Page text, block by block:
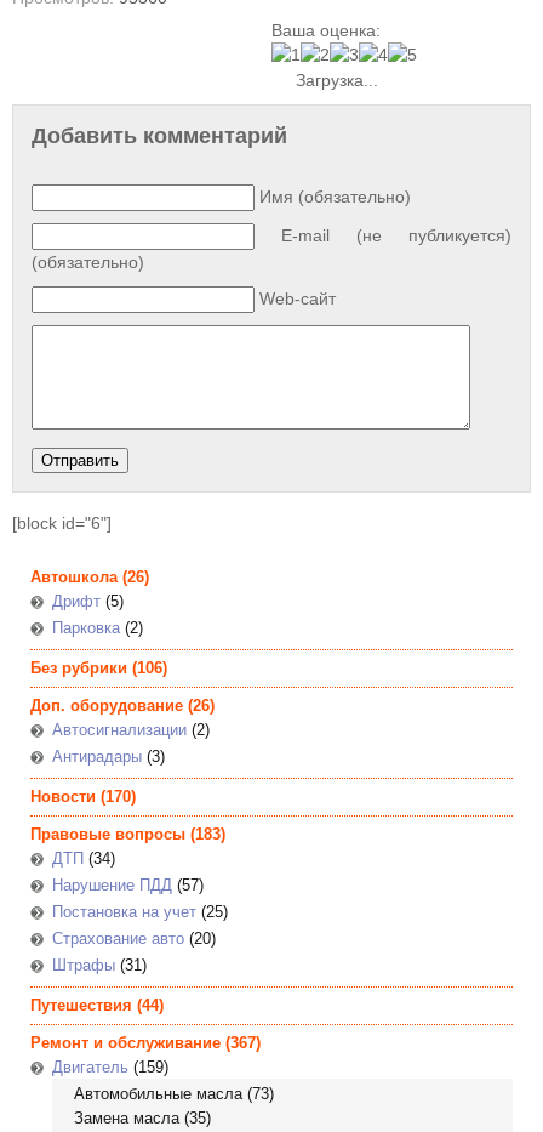
Ваша оценка:
Загрузка...
Добавить комментарий
Имя (обязательно)
E-mail (не публикуется)
(обязательно)
Web-сайт
[block id="6"]
Автошкола(26)
Дрифт (5)
Парковка(2)
Без рубрики (106)
Доп. оборудование (26)
Автосигнализации (2)
Антирадары (3)
Новости (170)
Правовые вопросы (183)
ДТП (34)
Нарушение ПДД (57)
Постановка на учет (25)
Страхование авто (20)
Штрафы (31)
Путешествия (44)
Ремонт и обслуживание (367)
Двигатель (159)
Автомобильные масла(73)
Замена масла(35)